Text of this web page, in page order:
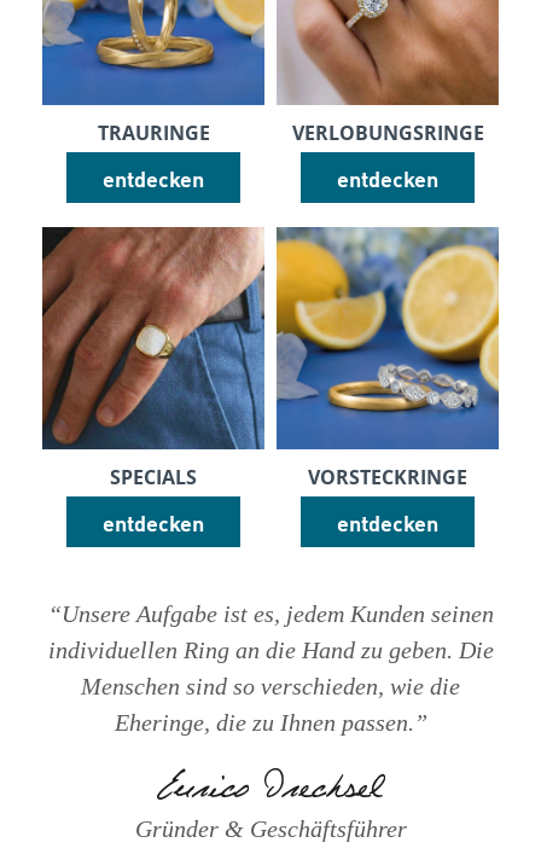
TRAURINGE
entdecken
VERLOBUNGSRINGE
entdecken
SPECIALS
entdecken
VORSTECKRINGE
entdecken
“Unsere Aufgabe ist es, jedem Kunden seinen
individuellen Ring an die Hand zu geben. Die
Menschen sind so verschieden, wie die
Eheringe, die zu Ihnen passen.”
Gründer & Geschäftsführer